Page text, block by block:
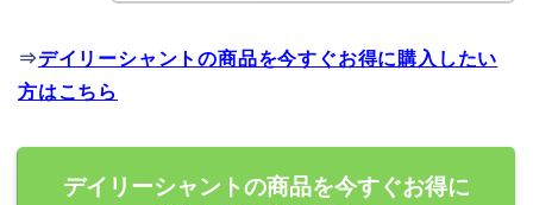
⇒デイリーシャントの商品を今すぐお得に購入したい
方はこちら
デイリーシャントの商品を今すぐお得に